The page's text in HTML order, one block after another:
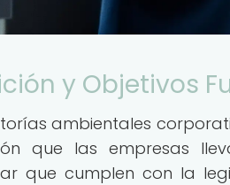
y Objetivos
ambientales
que las empresas
que cumplen con la